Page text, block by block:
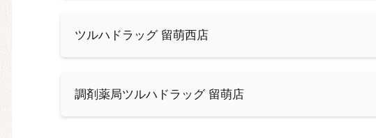
ツルハドラッグ 留萌西店
調剤薬局ツルハドラッグ 留萌店